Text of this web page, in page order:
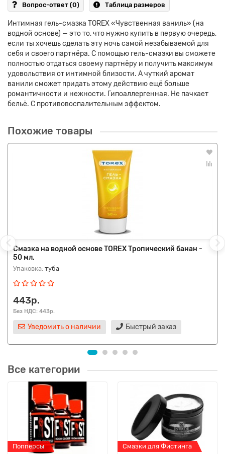
Вопрос-ответ (0) Таблица размеров
Интимная гель-смазка TOREX «Чувственная ваниль» (на
водной основе) — это то, что нужно купить в первую очередь,
если ты хочешь сделать эту ночь самой незабываемой для
себя и своего партнёра. С помощью гель-смазки вы сможете
полностью отдаться своему партнёру и получить максимум
удовольствия от интимной близости. А чуткий аромат
ванили сможет придать этому действию ещё больше
романтичности и нежности. Гипоаллергенная. Не пачкает
бельё. С противовоспалительным эффектом.
Похожие товары
Смазка на водной основе TOREX Тропический банан -
50 мл.
Упаковка: туба
443р.
Без НДС: 443р.
Уведомить о наличии Быстрый заказ
Все категории
Попперсы Смазки для Фистинга